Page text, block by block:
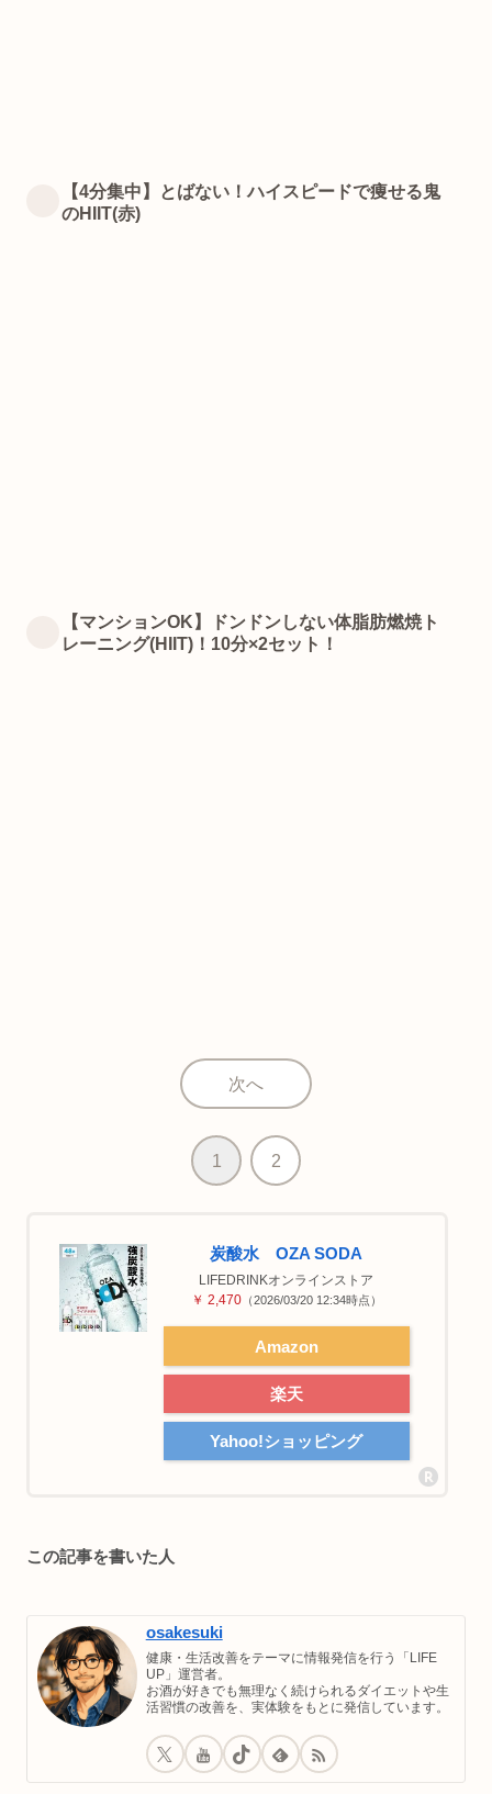
【4分集中】とばない！ハイスピードで痩せる鬼
のHIIT(赤)
【マンションOK】ドンドンしない体脂肪燃焼ト
レーニング(HIIT)！10分×2セット！
次へ
1 2
炭酸水 OZA SODA
LIFEDRINKオンラインストア
￥ 2,470（2026/03/20 12:34時点）
Amazon
楽天
Yahoo!ショッピング
この記事を書いた人
osakesuki
健康・生活改善をテーマに情報発信を行う「LIFE
UP」運営者。
お酒が好きでも無理なく続けられるダイエットや生
活習慣の改善を、実体験をもとに発信しています。